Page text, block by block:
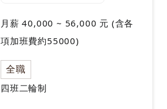
月薪 40,000 ~ 56,000 元 (含各
項加班費約55000)
全職
四班二輪制